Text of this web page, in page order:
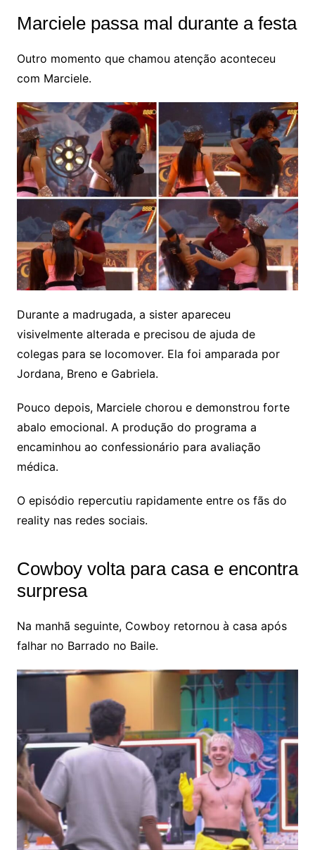
Marciele passa mal durante a festa
Outro momento que chamou atenção aconteceu
com Marciele.
Durante a madrugada, a sister apareceu
visivelmente alterada e precisou de ajuda de
colegas para se locomover. Ela foi amparada por
Jordana, Breno e Gabriela.
Pouco depois, Marciele chorou e demonstrou forte
abalo emocional. A produção do programa a
encaminhou ao confessionário para avaliação
médica.
O episódio repercutiu rapidamente entre os fãs do
reality nas redes sociais.
Cowboy volta para casa e encontra
surpresa
Na manhã seguinte, Cowboy retornou à casa após
falhar no Barrado no Baile.